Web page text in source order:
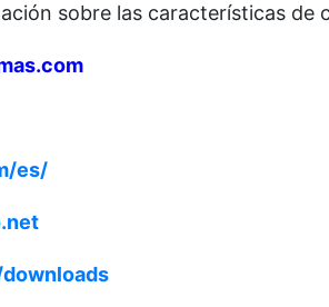
sobre las características de
es/